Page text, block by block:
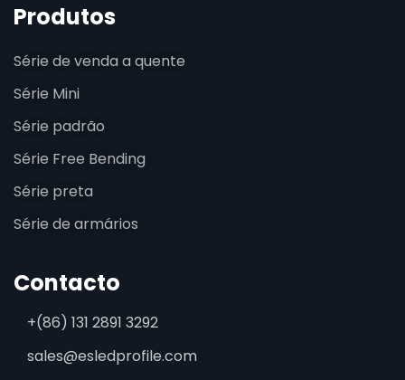
Produtos
Série de venda a quente
Série Mini
Série padrão
Série Free Bending
Série preta
Série de armários
Contacto
+(86) 131 2891 3292
sales@esledprofile.com